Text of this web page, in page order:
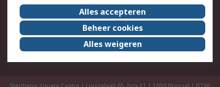
Over RS
RS Group
Over ons
RS wereldwijd
Werken bij RS
ESG
Alles accepteren
Beheer cookies
Alles weigeren